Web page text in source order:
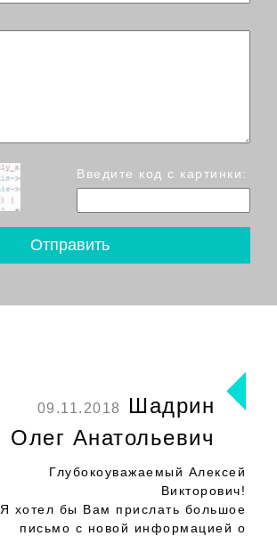
Введите код с картинки:
09.11.2018
Шадрин
Олег Анатольевич
Глубокоуважаемый Алексей
Викторович!
Я хотел бы Вам прислать большое
письмо с новой информацией о